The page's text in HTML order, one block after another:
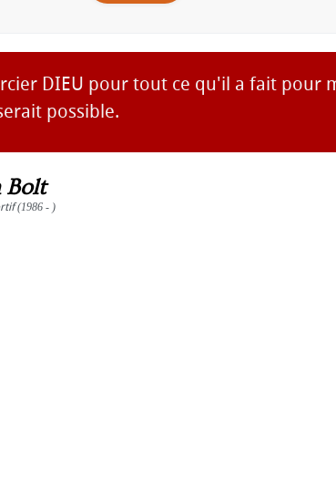
DIEU pour tout ce qu'il a fait pour
possible.
Bolt
(1986 - )